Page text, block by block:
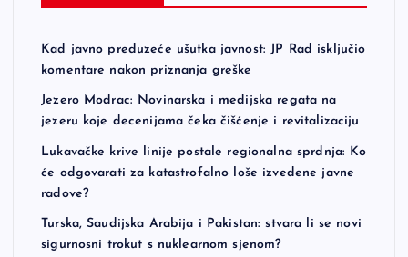
g
i
n
a
i
Kad javno preduzeće ušutka javnost: JP Rad isključio
komentare nakon priznanja greške
Jezero Modrac: Novinarska i medijska regata na
jezeru koje decenijama čeka čišćenje i revitalizaciju
Lukavačke krive linije postale regionalna sprdnja: Ko
će odgovarati za katastrofalno loše izvedene javne
radove?
Turska, Saudijska Arabija i Pakistan: stvara li se novi
sigurnosni trokut s nuklearnom sjenom?